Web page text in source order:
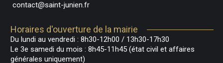
contact@saint-junien.fr
Horaires d'ouverture de la mairie
Du lundi au vendredi : 8h30-12h00 / 13h30-17h30
Le 3e samedi du mois : 8h45-11h45 (état civil et affaires
générales uniquement)